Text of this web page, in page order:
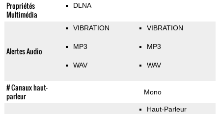
Propriétés
Multimédia
DLNA
Alertes Audio
VIBRATION
MP3
WAV
VIBRATION
MP3
WAV
# Canaux haut-
parleur
Mono
Haut-Parleur